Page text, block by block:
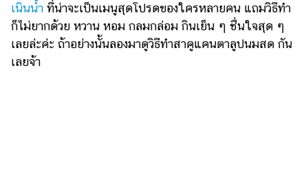
หญิง
ผู้ชาย
สุขภาพ
เนินน้ำ ที่น่าจะเป็นเมนูสุดโปรดของใครหลายคน แถมวิธีทำ
ก็ไม่ยากด้วย หวาน หอม กลมกล่อม กินเย็น ๆ ชื่นใจสุด ๆ
เลยล่ะค่ะ ถ้าอย่างนั้นลองมาดูวิธีทำสาคูแคนตาลูปนมสด กัน
เลยจ้า